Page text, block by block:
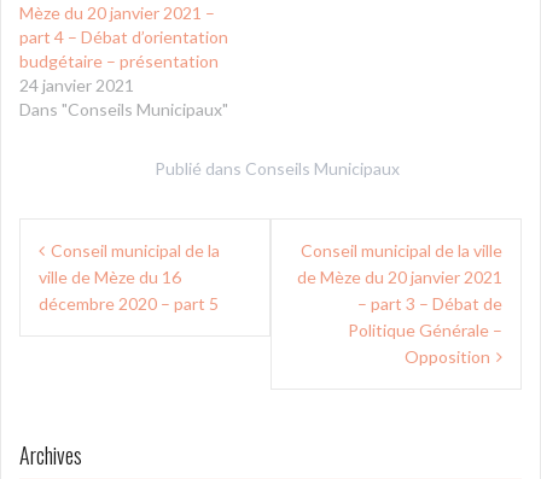
Mèze du 20 janvier 2021 –
part 4 – Débat d’orientation
budgétaire – présentation
24 janvier 2021
Dans "Conseils Municipaux"
Publié dans Conseils Municipaux
Navigation
de
l’article
Conseil municipal de la
ville de Mèze du 16
décembre 2020 – part 5
Conseil municipal de la ville
de Mèze du 20 janvier 2021
– part 3 – Débat de
Politique Générale –
Opposition
Archives